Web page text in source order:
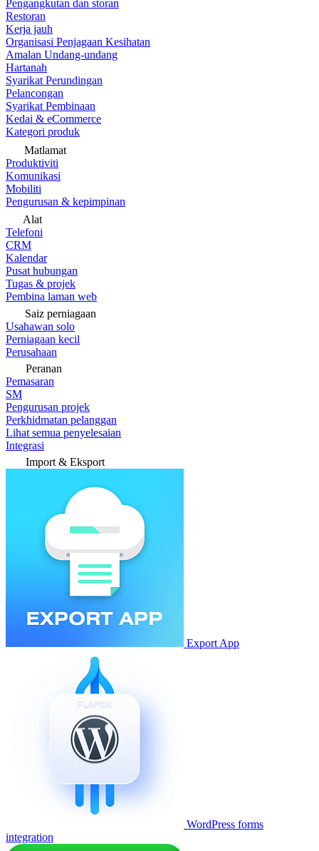
Pengangkutan dan storan
Restoran
Kerja jauh
Organisasi Penjagaan Kesihatan
Amalan Undang-undang
Hartanah
Syarikat Perundingan
Pelancongan
Syarikat Pembinaan
Kedai & eCommerce
Kategori produk
Matlamat
Produktiviti
Komunikasi
Mobiliti
Pengurusan & kepimpinan
Alat
Telefoni
CRM
Kalendar
Pusat hubungan
Tugas & projek
Pembina laman web
Saiz perniagaan
Usahawan solo
Perniagaan kecil
Perusahaan
Peranan
Pemasaran
SM
Pengurusan projek
Perkhidmatan pelanggan
Lihat semua penyelesaian
Integrasi
Import & Eksport
Export App
WordPress forms
integration